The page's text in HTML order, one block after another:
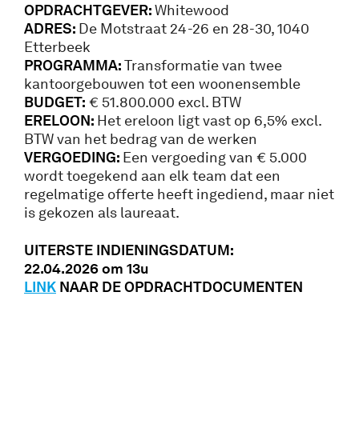
OPDRACHTGEVER:Whitewood
ADRES: De Motstraat 24-26 en 28-30, 1040
Etterbeek
PROGRAMMA:Transformatie van twee
kantoorgebouwen tot een woonensemble
BUDGET: € 51.800.000 excl. BTW
ERELOON: Het ereloon ligt vast op 6,5% excl.
BTW van het bedrag van de werken
VERGOEDING: Een vergoeding van € 5.000
wordt toegekend aan elk team dat een
regelmatige offerte heeft ingediend, maar niet
is gekozen als laureaat.
UITERSTE INDIENINGSDATUM:
22.04.2026 om 13u
LINK NAAR DE OPDRACHTDOCUMENTEN